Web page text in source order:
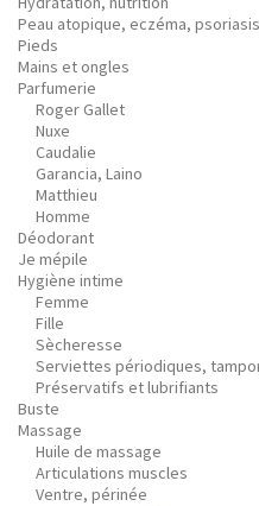
Peau atopique, eczéma, psoriasis
Pieds
Mains et ongles
Parfumerie
Roger Gallet
Nuxe
Caudalie
Garancia, Laino
Matthieu
Homme
Déodorant
Je mépile
Hygiène intime
Femme
Fille
Sècheresse
Serviettes périodiques,
Préservatifs et lubrifiants
Buste
Massage
Huile de massage
Articulations muscles
Ventre, périnée